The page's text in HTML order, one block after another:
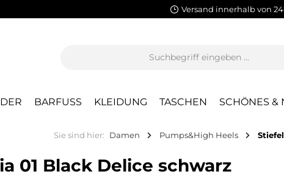
Versand innerhalb von
BARFUSS KLEIDUNG TASCHEN SCHÖNES &
Sie sind hier: Damen Pumps&High Heels
01 Black Delice schwarz